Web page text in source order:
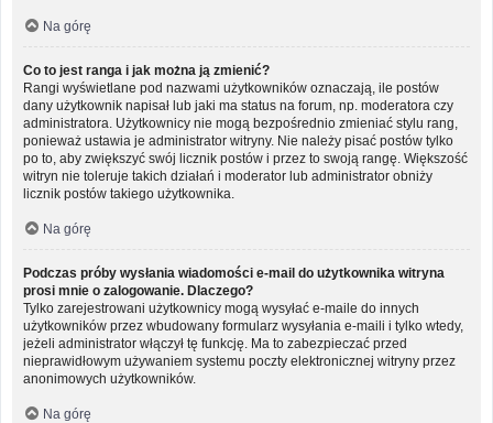
Na górę
Co to jest ranga i jak można ją zmienić?
Rangi wyświetlane pod nazwami użytkowników oznaczają, ile postów
dany użytkownik napisał lub jaki ma status na forum, np. moderatora czy
administratora. Użytkownicy nie mogą bezpośrednio zmieniać stylu rang,
ponieważ ustawia je administrator witryny. Nie należy pisać postów tylko
po to, aby zwiększyć swój licznik postów i przez to swoją rangę. Większość
witryn nie toleruje takich działań i moderator lub administrator obniży
licznik postów takiego użytkownika.
Na górę
Podczas próby wysłania wiadomości e-mail do użytkownika witryna
prosi mnie o zalogowanie. Dlaczego?
Tylko zarejestrowani użytkownicy mogą wysyłać e-maile do innych
użytkowników przez wbudowany formularz wysyłania e-maili i tylko wtedy,
jeżeli administrator włączył tę funkcję. Ma to zabezpieczać przed
nieprawidłowym używaniem systemu poczty elektronicznej witryny przez
anonimowych użytkowników.
Na górę